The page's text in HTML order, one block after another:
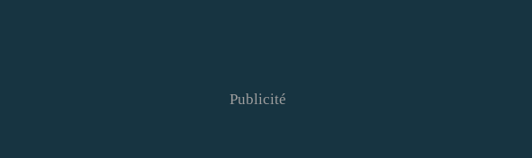
Publicité